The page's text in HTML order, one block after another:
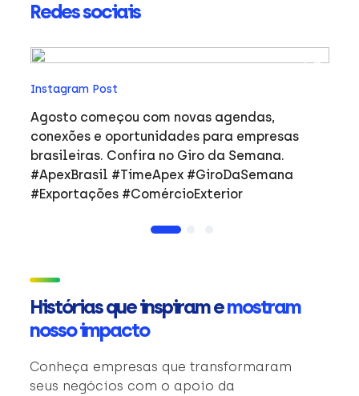
Redes sociais
Instagram Post
Agosto começou com novas agendas,
conexões e oportunidades para empresas
brasileiras. Confira no Giro da Semana.
#ApexBrasil #TimeApex #GiroDaSemana
#Exportações #ComércioExterior
Histórias que inspiram emostram
nosso impacto
Conheça empresas que transformaram
seus negócios com o apoio da